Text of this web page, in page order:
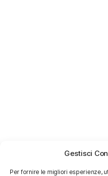
Gestisci
Per fornire le migliori esperienze,